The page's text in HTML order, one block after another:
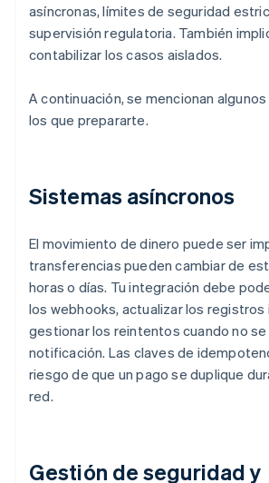
asíncronas, límites de seguridad
supervisión regulatoria. También
contabilizar los casos aislados.
A continuación, se mencionan
los que prepararte.
Sistemas asíncronos
El movimiento de dinero puede ser
transferencias pueden cambiar de
horas o días. Tu integración debe
los webhooks, actualizar los
gestionar los reintentos cuando no se
notificación. Las claves de
riesgo de que un pago se duplique
red.
Gestión de seguridad y